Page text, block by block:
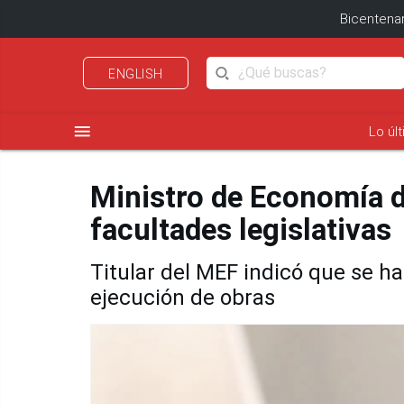
ENGLISH
menu Lo
Ministro de Economía
facultades legislativas
Titular del MEF indicó que se
ejecución de obras